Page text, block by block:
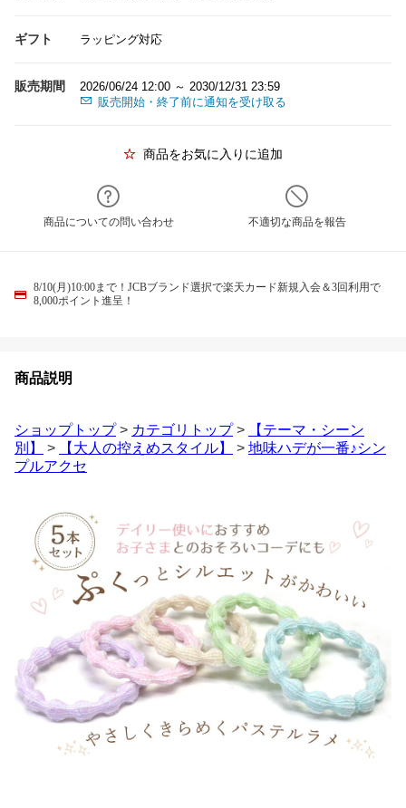
ギフト ラッピング対応
販売期間
2026/06/24 12:00 ～ 2030/12/31 23:59
販売開始・終了前に通知を受け取る
商品をお気に入りに追加
商品についての問い合わせ 不適切な商品を報告
8/10(月)10:00まで！JCBブランド選択で楽天カード新規入会＆3回利用で
8,000ポイント進呈！
商品説明
ショップトップ> カテゴリトップ>
【テーマ・シーン
別】
> 【大人の控えめスタイル】 > 地味ハデが一番♪シン
プルアクセ